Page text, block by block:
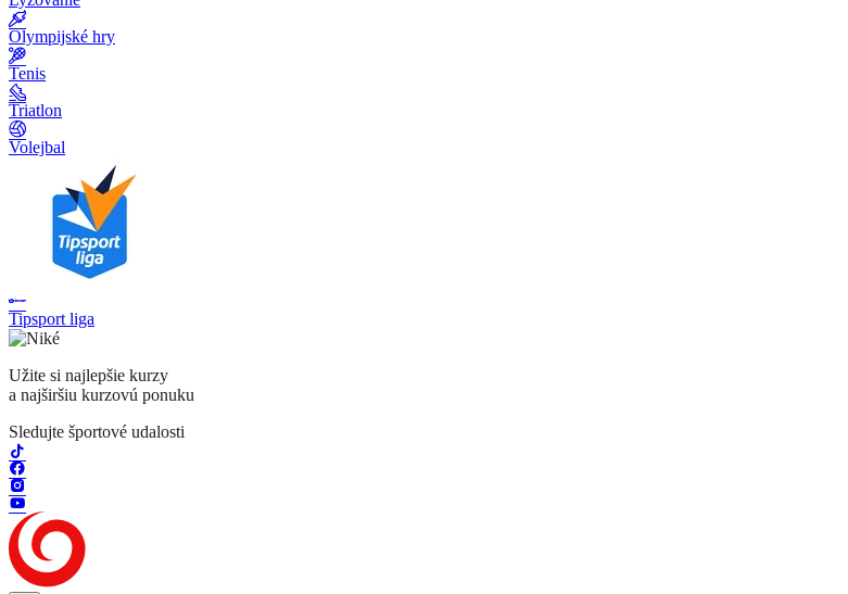
Olympijské hry
Tenis
Triatlon
Volejbal
Tipsport liga
Užite si najlepšie kurzy
a najširšiu kurzovú ponuku
Sledujte športové udalosti